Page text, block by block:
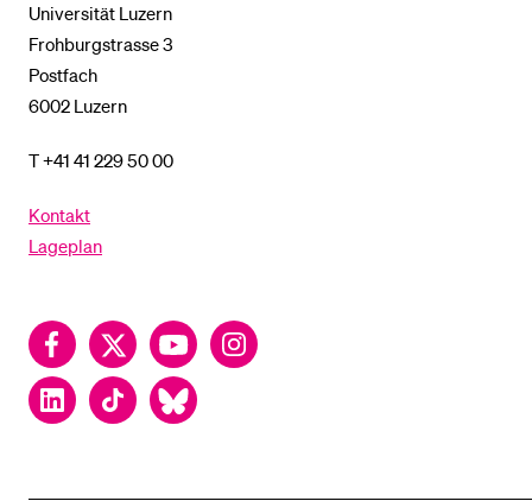
Universität Luzern
Frohburgstrasse 3
Postfach
6002 Luzern
T +41 41 229 50 00
Kontakt
Lageplan
FacebookTwitter YouTubeInstagram
LinkedInTikTok Bluesky